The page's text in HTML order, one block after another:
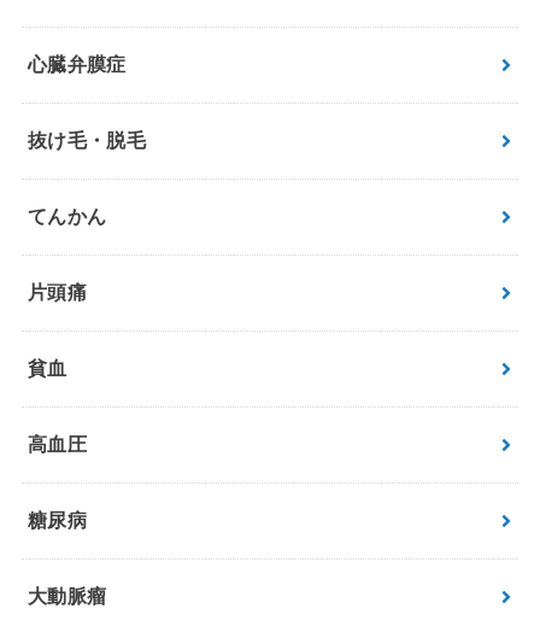
心臓弁膜症
抜け毛・脱毛
てんかん
片頭痛
貧血
高血圧
糖尿病
大動脈瘤